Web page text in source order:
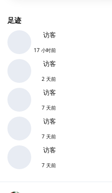
足迹
访客
17 小时前
访客
2 天前
访客
7 天前
访客
7 天前
访客
7 天前